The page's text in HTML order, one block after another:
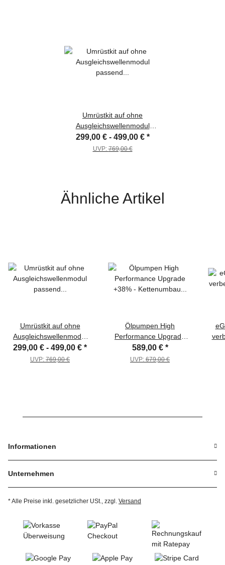
Umrüstkit auf ohne
Ausgleichswellenmodul
passend für VAG 2,0 TDI
Ölpumpe eGuide
299,00 € - 499,00 € *
UVP:769,00 €
Ähnliche Artikel
Umrüstkit auf ohne
Ausgleichswellenmodul
passend für VAG 2,0 TDI
Ölpumpe eGuide
299,00 € - 499,00 € *
UVP: 769,00 €
Ölpumpen High
Performance Upgrade
+38% - Kettenumbau
passend für VAG 1,6 + 2,0
589,00 € *
UVP: 679,00 €
Informationen
Unternehmen
* Alle Preise inkl. gesetzlicher USt., zzgl. Versand